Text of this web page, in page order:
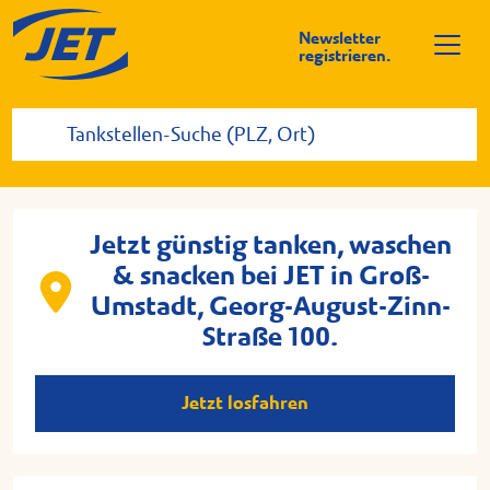
Newsletter
registrieren.
Jetzt günstig tanken, waschen
& snacken bei JET in Groß-
Umstadt, Georg-August-Zinn-
Straße 100.
Jetzt losfahren